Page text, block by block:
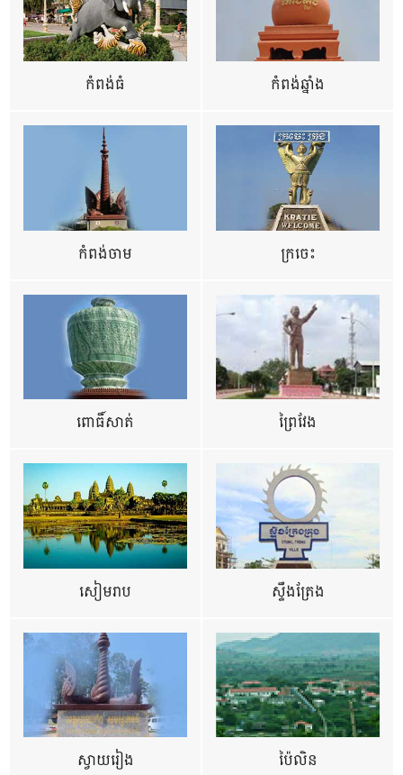
កំពង់ធំ កំពង់ឆ្នាំង
កំពង់ចាម ក្រចេះ
ពោធិ៍សាត់ ព្រៃវែង
សៀមរាប ស្ទឹងត្រែង
ស្វាយរៀង ប៉ៃលិន